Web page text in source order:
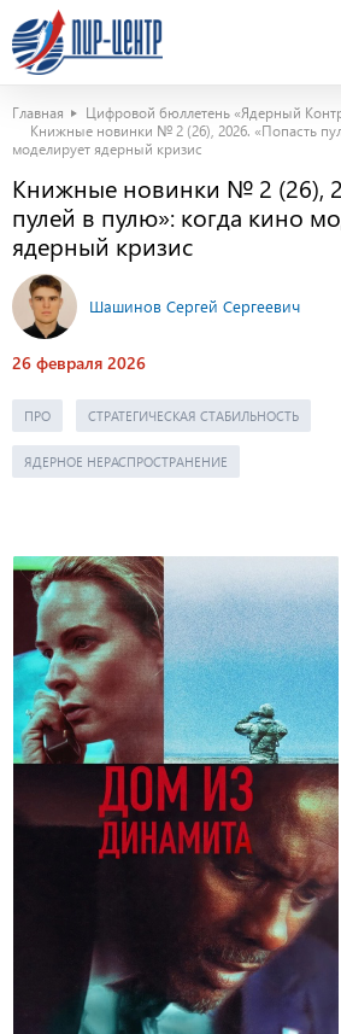
Главная Цифровой бюллетень «Ядерный
Книжные новинки № 2 (26), 2026. «Попасть
моделирует ядерный кризис
Книжные новинки № 2 (26),
пулей в пулю»: когда кино
ядерный кризис
Шашинов Сергей Сергеевич
26 февраля 2026
ПРО СТРАТЕГИЧЕСКАЯ СТАБИЛЬНОСТЬ
ЯДЕРНОЕ НЕРАСПРОСТРАНЕНИЕ